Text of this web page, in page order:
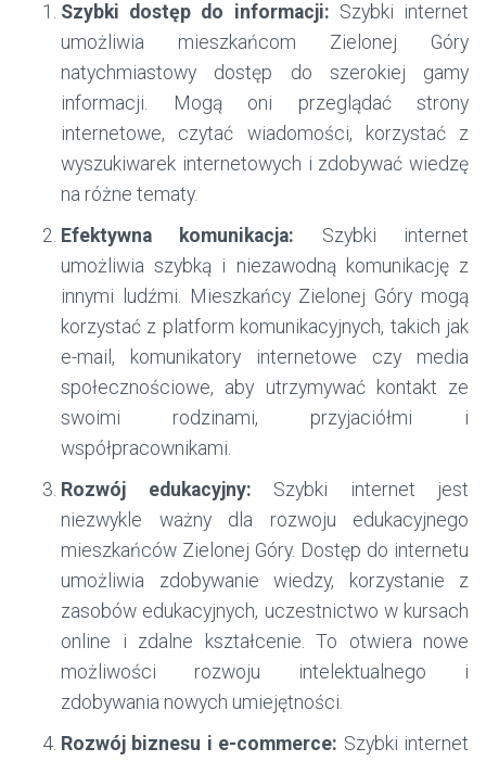
Szybki dostęp do informacji: Szybki internet
umożliwia mieszkańcom Zielonej Góry
natychmiastowy dostęp do szerokiej gamy
informacji. Mogą oni przeglądać strony
internetowe, czytać wiadomości, korzystać z
wyszukiwarek internetowych i zdobywać wiedzę
na różne tematy.
Efektywna komunikacja: Szybki internet
umożliwia szybką i niezawodną komunikację z
innymi ludźmi. Mieszkańcy Zielonej Góry mogą
korzystać z platform komunikacyjnych, takich jak
e-mail, komunikatory internetowe czy media
społecznościowe, aby utrzymywać kontakt ze
swoimi rodzinami, przyjaciółmi i
współpracownikami.
Rozwój edukacyjny: Szybki internet jest
niezwykle ważny dla rozwoju edukacyjnego
mieszkańców Zielonej Góry. Dostęp do internetu
umożliwia zdobywanie wiedzy, korzystanie z
zasobów edukacyjnych, uczestnictwo w kursach
online i zdalne kształcenie. To otwiera nowe
możliwości rozwoju intelektualnego i
zdobywania nowych umiejętności.
Rozwój biznesu i e-commerce: Szybki internet